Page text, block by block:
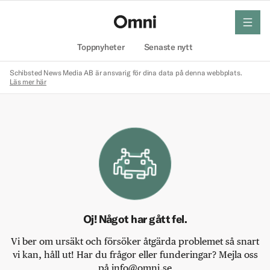
Toppnyheter Senaste nytt
meny
Schibsted News Media AB är ansvarig för dina data på denna webbplats.
Läs mer här
Oj! Något har gått fel.
Vi ber om ursäkt och försöker åtgärda problemet så snart
vi kan, håll ut! Har du frågor eller funderingar? Mejla oss